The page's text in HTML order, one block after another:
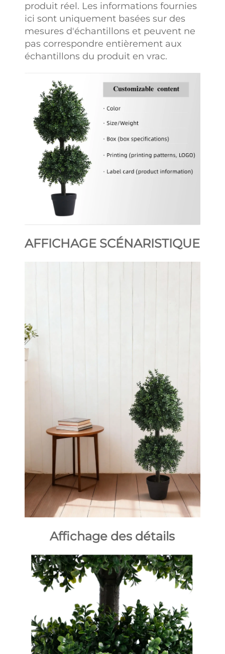
produit réel. Les informations fournies
ici sont uniquement basées sur des
mesures d'échantillons et peuvent ne
pas correspondre entièrement aux
échantillons du produit en vrac.
AFFICHAGE SCÉNARISTIQUE
Affichage des détails